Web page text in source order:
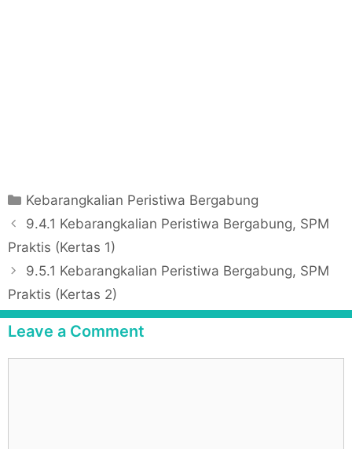
C
a
e
g
o
r
i
e
Kebarangkalian Peristiwa Bergabung
P
o
n
a
v
i
9.4.1 Kebarangkalian Peristiwa Bergabung, SPM
Praktis (Kertas 1)
9.5.1 Kebarangkalian Peristiwa Bergabung, SPM
Praktis (Kertas 2)
Leave a Comment